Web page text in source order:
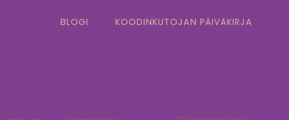
BLOGI KOODINKUTOJAN PÄIVÄKIRJA